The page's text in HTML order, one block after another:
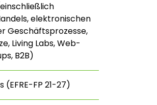
elektronischen
Geschäftsprozesse,
Living Labs, Web-
B2B)
(EFRE-FP 21-27)